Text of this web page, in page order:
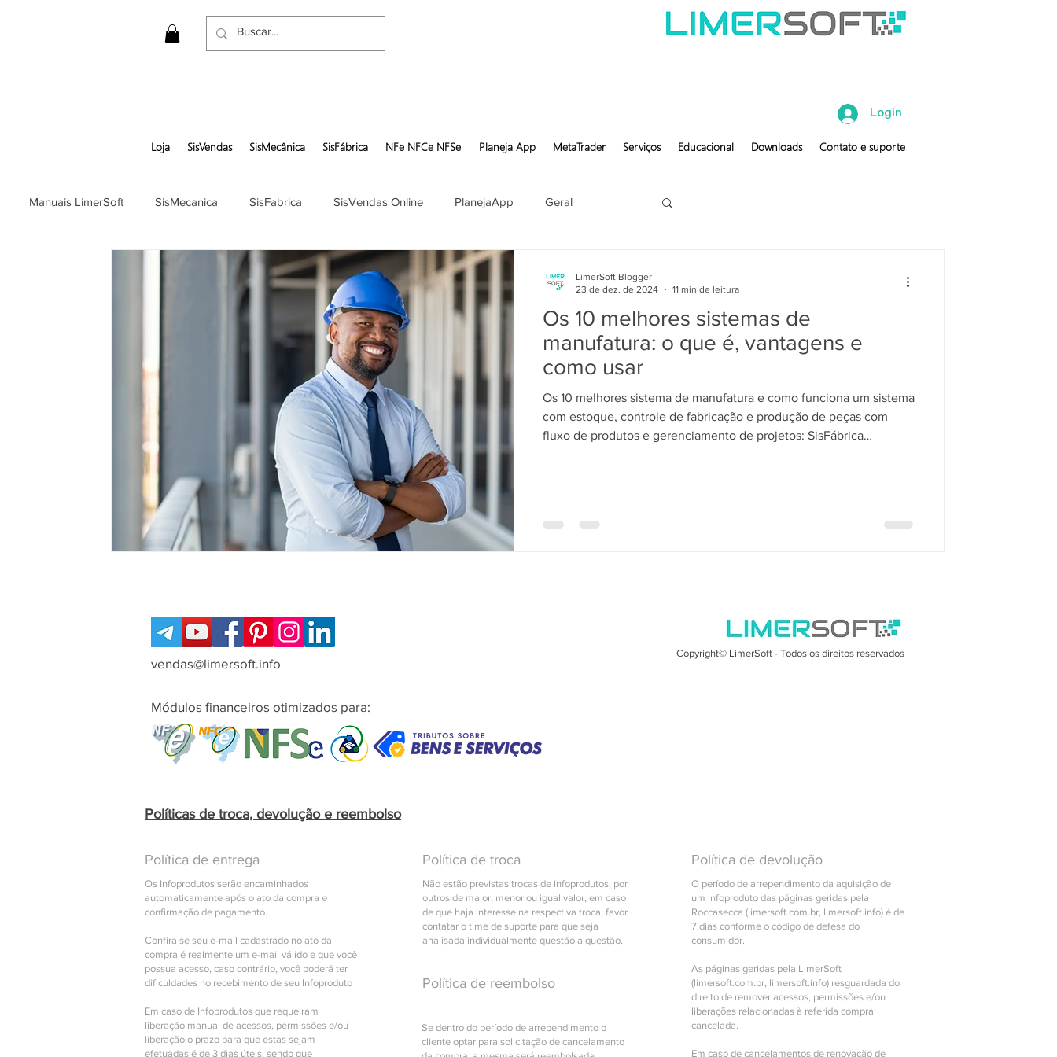
Login
Loja SisVendas SisMecânica SisFábrica NFe NFCe NFSe Planeja App MetaTrader Serviços Educacional Downloads Contato e suporte
Manuais LimerSoft SisMecanica SisFabrica SisVendas Online PlanejaApp Geral
Os 10 melhores sistemas de
manufatura: o que é, vantagens e
como usar
Os 10 melhores sistema de manufatura e como funciona um sistema
com estoque, controle de fabricação e produção de peças com
fluxo de produtos e gerenciamento de projetos: SisFábrica
LimerSoft Blogger
23 de dez. de 2024
11 min de leitura
vendas@limersoft.info
Copyright© LimerSoft - Todos os direitos reservados
Módulos financeiros otimizados para:
Políticas de troca, devolução e reembolso
Política de entrega
Os Infoprodutos serão encaminhados
automaticamente após o ato da compra e
confirmação de pagamento.
Confira se seu e-mail cadastrado no ato da
compra é realmente um e-mail válido e que você
possua acesso, caso contrário, você poderá ter
dificuldades no recebimento de seu Infoproduto
Em caso de Infoprodutos que requeiram
liberação manual de acessos, permissões e/ou
liberação o prazo para que estas sejam
efetuadas é de 3 dias úteis, sendo que
Política de troca
Não estão previstas trocas de infoprodutos, por
outros de maior, menor ou igual valor, em caso
de que haja interesse na respectiva troca, favor
contatar o time de suporte para que seja
analisada individualmente questão a questão.
Política de reembolso
Se dentro do período de arrependimento o
cliente optar para solicitação de cancelamento
Política de devolução
O período de arrependimento da aquisição de
um infoproduto das páginas geridas pela
Roccasecca (limersoft.com.br, limersoft.info) é de
7 dias conforme o código de defesa do
consumidor.
As páginas geridas pela LimerSoft
(limersoft.com.br, limersoft.info) resguardada do
direito de remover acessos, permissões e/ou
liberações relacionadas à referida compra
cancelada.
Em caso de cancelamentos de renovação de